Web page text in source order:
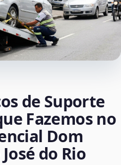
de Suporte
Fazemos no
Dom
do Rio